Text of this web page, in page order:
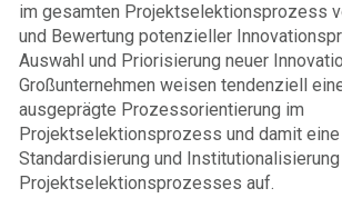
im gesamten Projektselektionsprozess
und Bewertung potenzieller
Auswahl und Priorisierung neuer
Großunternehmen weisen tendenziell
ausgeprägte Prozessorientierung im
Projektselektionsprozess und damit
Standardisierung und
Projektselektionsprozesses auf.